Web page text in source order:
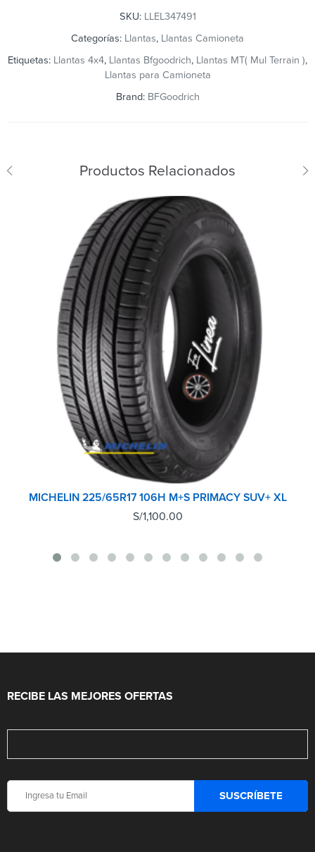
SKU: LLEL347491
Categorías: Llantas, Llantas Camioneta
Etiquetas: Llantas 4x4, Llantas Bfgoodrich, Llantas MT( Mul Terrain ),
Llantas para Camioneta
Brand: BFGoodrich
Productos Relacionados
MICHELIN 225/65R17 106H M+S PRIMACY SUV+ XL
S/1,100.00
RECIBE LAS MEJORES OFERTAS